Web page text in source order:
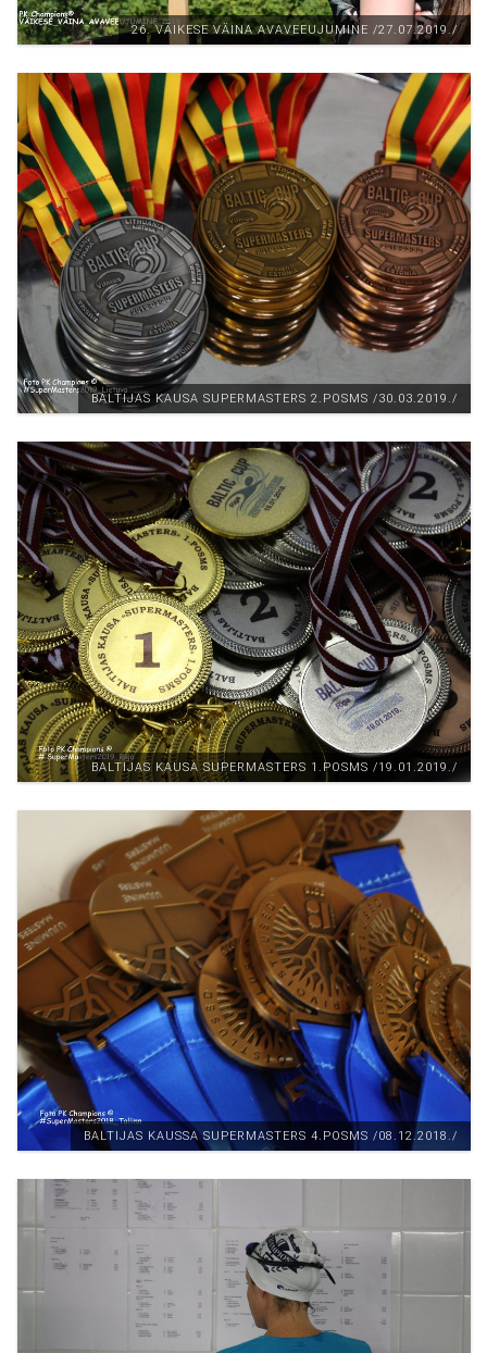
26. VÄIKESE VÄINA AVAVEEUJUMINE /27.07.2019./
BALTIJAS KAUSA SUPERMASTERS 2.POSMS /30.03.2019./
BALTIJAS KAUSA SUPERMASTERS 1.POSMS /19.01.2019./
BALTIJAS KAUSSA SUPERMASTERS 4.POSMS /08.12.2018./